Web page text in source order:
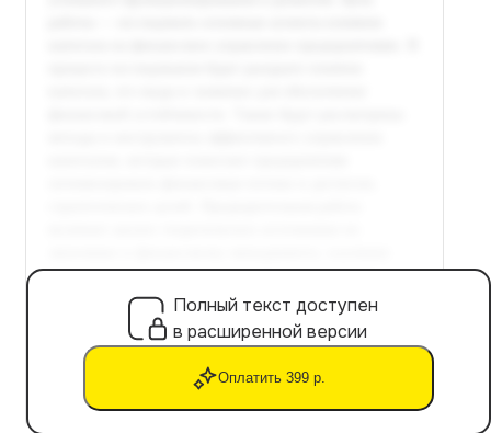
Полный текст доступен
в расширенной версии
Оплатить 399 р.